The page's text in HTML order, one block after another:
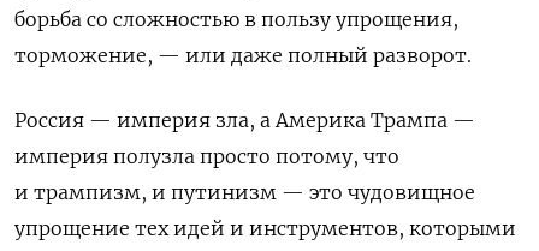
борьба со сложностью в пользу упрощения,
торможение, — или даже полный разворот.
Россия — империя зла, а Америка Трампа —
империя полузла просто потому, что
и трампизм, и путинизм — это чудовищное
упрощение тех идей и инструментов, которыми